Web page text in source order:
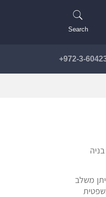
Search
972-3-
משלב